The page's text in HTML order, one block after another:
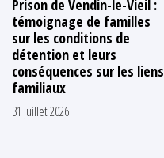
Prison de Vendin-le-Vieil :
témoignage de familles
sur les conditions de
détention et leurs
conséquences sur les liens
familiaux
31 juillet 2026